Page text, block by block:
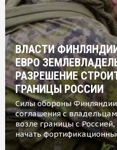
ВЛАСТИ
ЕВРО
РАЗРЕШЕНИЕ
ГРАНИЦЫ РОССИИ
Силы обороны
соглашения с
возле границы с
начать